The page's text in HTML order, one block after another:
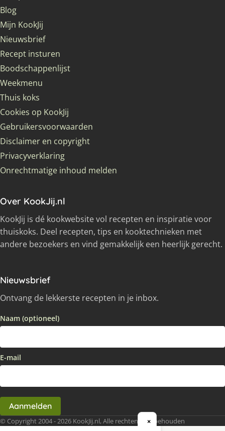
Blog
Mijn KookJij
Nieuwsbrief
Recept insturen
Boodschappenlijst
Weekmenu
Thuis koks
Cookies op KookJij
Gebruikersvoorwaarden
Disclaimer en copyright
Privacyverklaring
Onrechtmatige inhoud melden
Over KookJij.nl
KookJij is dé kookwebsite vol recepten en inspiratie voor
thuiskoks. Deel recepten, tips en kooktechnieken met
andere bezoekers en vind gemakkelijk een heerlijk gerecht.
Nieuwsbrief
Ontvang de lekkerste recepten in je inbox.
Naam (optioneel)
E-mail
Aanmelden
© Copyright 2004 - 2026 KookJij.nl, Alle rechten voorbehouden
×